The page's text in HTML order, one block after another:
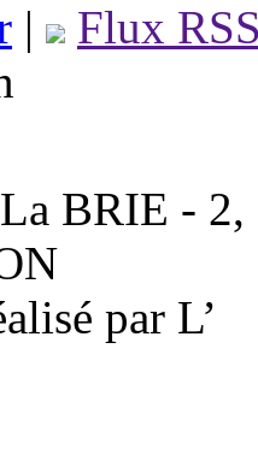
|
Flux
BRIE -
par L’